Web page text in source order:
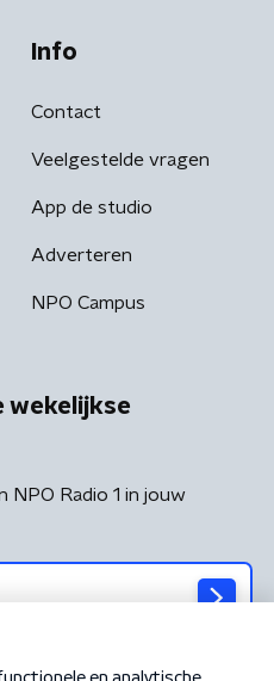
Info
Contact
Veelgestelde vragen
App de studio
Adverteren
NPO Campus
wekelijkse
NPO Radio 1 in jouw